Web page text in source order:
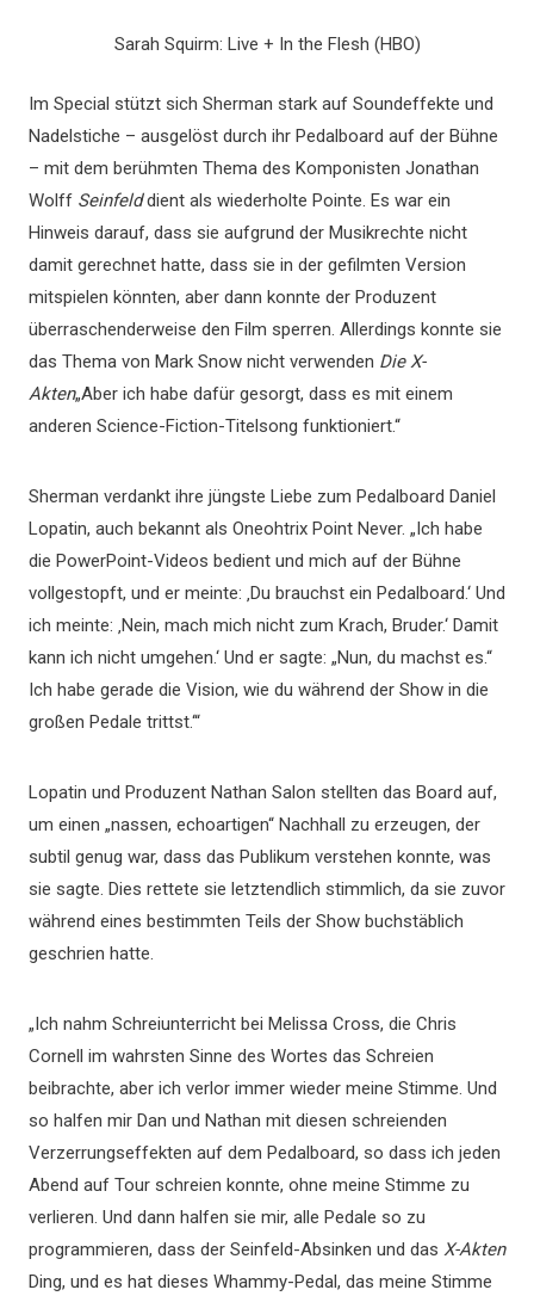
Sarah Squirm: Live + In the Flesh (HBO)
Im Special stützt sich Sherman stark auf Soundeffekte und
Nadelstiche – ausgelöst durch ihr Pedalboard auf der Bühne
– mit dem berühmten Thema des Komponisten Jonathan
Wolff Seinfelddient als wiederholte Pointe. Es war ein
Hinweis darauf, dass sie aufgrund der Musikrechte nicht
damit gerechnet hatte, dass sie in der gefilmten Version
mitspielen könnten, aber dann konnte der Produzent
überraschenderweise den Film sperren. Allerdings konnte sie
das Thema von Mark Snow nicht verwenden Die X-
Akten„Aber ich habe dafür gesorgt, dass es mit einem
anderen Science-Fiction-Titelsong funktioniert.“
Sherman verdankt ihre jüngste Liebe zum Pedalboard Daniel
Lopatin, auch bekannt als Oneohtrix Point Never. „Ich habe
die PowerPoint-Videos bedient und mich auf der Bühne
vollgestopft, und er meinte: ‚Du brauchst ein Pedalboard.‘ Und
ich meinte: ‚Nein, mach mich nicht zum Krach, Bruder.‘ Damit
kann ich nicht umgehen.‘ Und er sagte: „Nun, du machst es.“
Ich habe gerade die Vision, wie du während der Show in die
großen Pedale trittst.‘“
Lopatin und Produzent Nathan Salon stellten das Board auf,
um einen „nassen, echoartigen“ Nachhall zu erzeugen, der
subtil genug war, dass das Publikum verstehen konnte, was
sie sagte. Dies rettete sie letztendlich stimmlich, da sie zuvor
während eines bestimmten Teils der Show buchstäblich
geschrien hatte.
„Ich nahm Schreiunterricht bei Melissa Cross, die Chris
Cornell im wahrsten Sinne des Wortes das Schreien
beibrachte, aber ich verlor immer wieder meine Stimme. Und
so halfen mir Dan und Nathan mit diesen schreienden
Verzerrungseffekten auf dem Pedalboard, so dass ich jeden
Abend auf Tour schreien konnte, ohne meine Stimme zu
verlieren. Und dann halfen sie mir, alle Pedale so zu
programmieren, dass der Seinfeld-Absinken und das X-Akten
Ding, und es hat dieses Whammy-Pedal, das meine Stimme